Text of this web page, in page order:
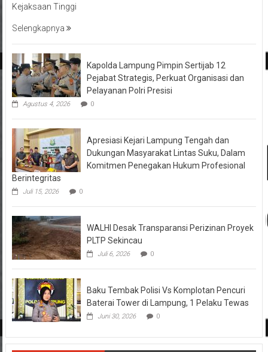
Kejaksaan Tinggi
Selengkapnya
Kapolda Lampung Pimpin Sertijab 12
Pejabat Strategis, Perkuat Organisasi dan
Pelayanan Polri Presisi
Agustus 4, 2026 0
Apresiasi Kejari Lampung Tengah dan
Dukungan Masyarakat Lintas Suku, Dalam
Komitmen Penegakan Hukum Profesional
Berintegritas
Juli 15, 2026 0
WALHI Desak Transparansi Perizinan Proyek
PLTP Sekincau
Juli 6, 2026 0
Baku Tembak Polisi Vs Komplotan Pencuri
Baterai Tower di Lampung, 1 Pelaku Tewas
Juni 30, 2026 0